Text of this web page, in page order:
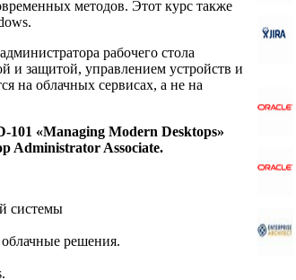
методов. Этот курс также
рабочего стола
и защитой, управлением устройств и
на облачных сервисах, а не на
101 «Managing Modern Desktops»
Administrator Associate.
системы
решения.